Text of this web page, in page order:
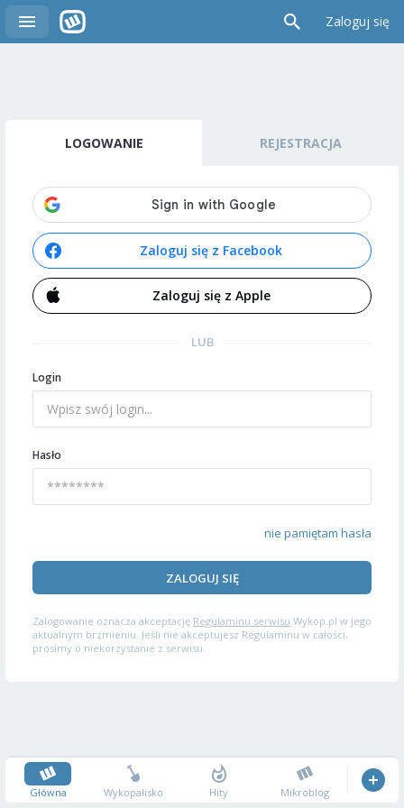
Zaloguj się
LOGOWANIE REJESTRACJA
Zaloguj się z Facebook
Zaloguj się z Apple
LUB
Login
Hasło
nie pamiętam hasła
ZALOGUJ SIĘ
Zalogowanie oznacza akceptację Regulaminu serwisu Wykop.pl w jego
aktualnym brzmieniu. Jeśli nie akceptujesz Regulaminu w całości,
prosimy o niekorzystanie z serwisu.
Główna Wykopalisko Hity Mikroblog